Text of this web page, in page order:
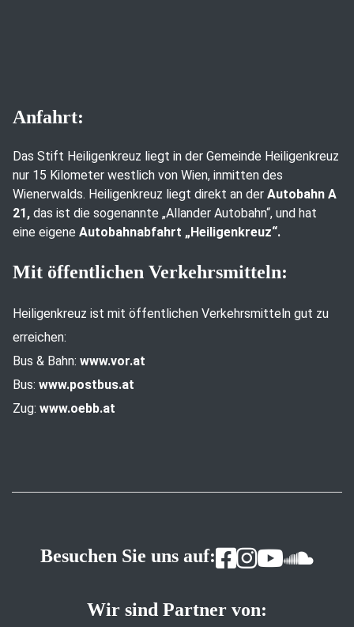
Anfahrt:
Das Stift Heiligenkreuz liegt in der Gemeinde Heiligenkreuz
nur 15 Kilometer westlich von Wien, inmitten des
Wienerwalds. Heiligenkreuz liegt direkt an der Autobahn A
21, das ist die sogenannte „Allander Autobahn“, und hat
eine eigene Autobahnabfahrt „Heiligenkreuz“.
Mit öffentlichen Verkehrsmitteln:
Heiligenkreuz ist mit öffentlichen Verkehrsmitteln gut zu
erreichen:
Bus & Bahn: www.vor.at
Bus: www.postbus.at
Zug: www.oebb.at
Besuchen Sie uns auf:
Wir sind Partner von: